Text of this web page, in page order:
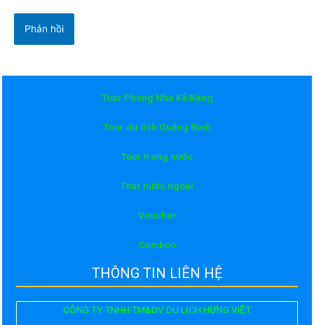
Tour Phong Nha Kẻ Bàng
Tour du lịch Quảng Bình
Tour trong nước
Tour nước ngoài
Voucher
Comboo
THÔNG TIN LIÊN HỆ
CÔNG TY TNHH TM&DV DU LỊCH HƯNG VIỆT